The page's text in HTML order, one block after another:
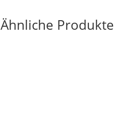
Ähnliche Produkte